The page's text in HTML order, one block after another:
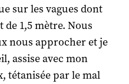
sur les vagues dont
1,5 mètre. Nous
nous approcher et je
assise avec mon
tétanisée par le mal